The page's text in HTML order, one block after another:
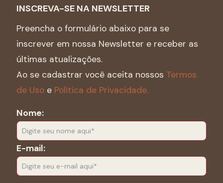
INSCREVA-SE NA NEWSLETTER
Preencha o formulário abaixo para se
inscrever em nossa Newsletter e receber as
últimas atualizações.
Ao se cadastrar você aceita nossos Termos
de Uso e Politica de Privacidade.
Nome:
E-mail: